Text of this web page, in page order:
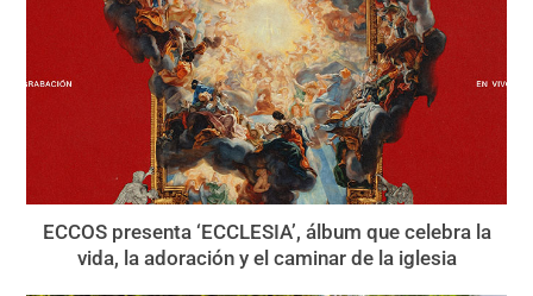
ECCOS presenta ‘ECCLESIA’, álbum que celebra la
vida, la adoración y el caminar de la iglesia